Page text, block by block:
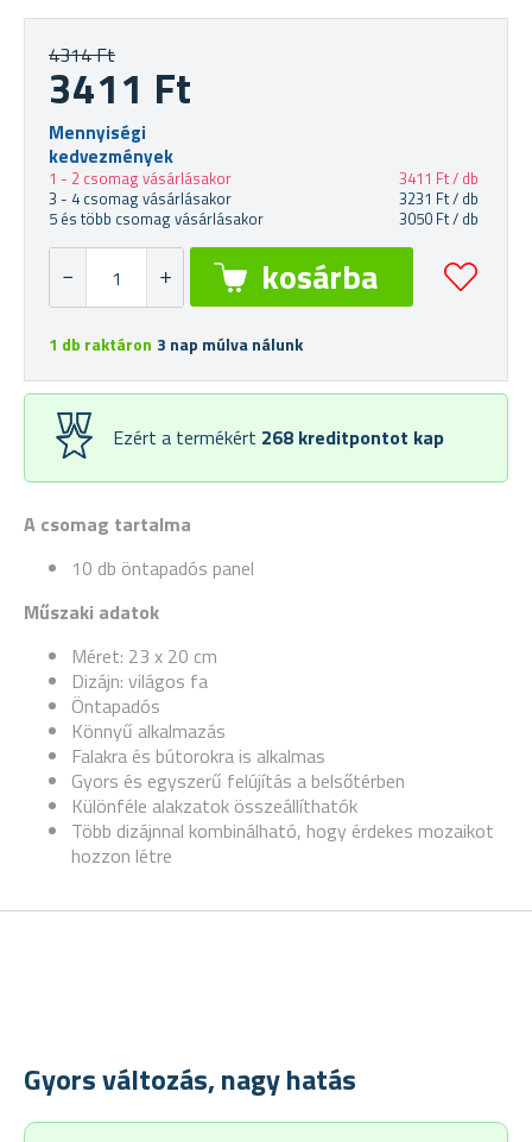
A csomag tartalma
10 db öntapadós panel
Műszaki adatok
Méret: 23 x 20 cm
Dizájn: világos fa
Öntapadós
Könnyű alkalmazás
Falakra és bútorokra is alkalmas
Gyors és egyszerű felújítás a belsőtérben
Különféle alakzatok összeállíthatók
Több dizájnnal kombinálható, hogy érdekes mozaikot
hozzon létre
4314 Ft
3411 Ft
Mennyiségi
kedvezmények
1 - 2 csomag vásárlásakor
3411 Ft / db
3 - 4 csomag vásárlásakor
3231 Ft / db
5 és több csomag vásárlásakor
3050 Ft / db
1 db raktáron 3 nap múlva nálunk
Ezért a termékért 268 kreditpontot kap
Gyors változás, nagy hatás